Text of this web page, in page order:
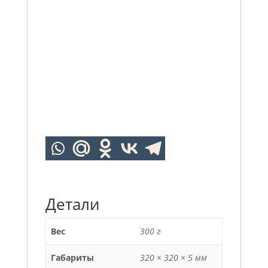
Детали
Вес 300 г
Габариты 320 × 320 × 5 мм